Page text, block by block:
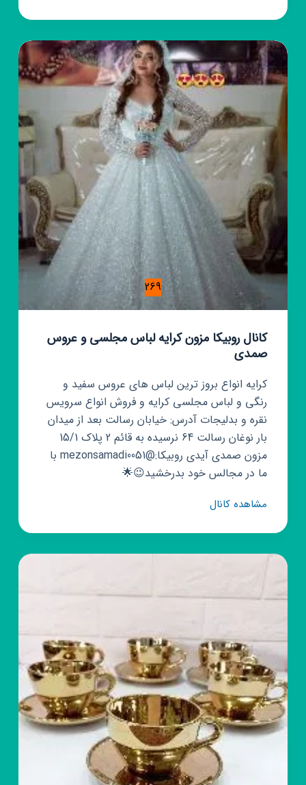
نقره
کرمانی
269
کانال روبیکا مزون کرایه لباس مجلسی و عروس
صمدی
کرایه انواع بروز ترین لباس های عروس سفید و
رنگی و لباس مجلسی کرایه و فروش انواع سرویس
نقره و بدلیجات آدرس: خیابان رسالت بعد از میدان
بار نوغان رسالت 64 نرسیده به قائم 2 پلاک 15/1
مزون صمدی آیدی روبیکا:@mezonsamadi0051 با
ما در مجالس خود بدرخشید😉🌟
مشاهده کانالکانال
مزون
کرایه
و
صمدی